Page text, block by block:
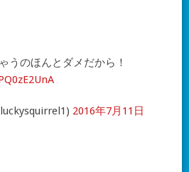
うのほんとダメだから！
2016年7月11日